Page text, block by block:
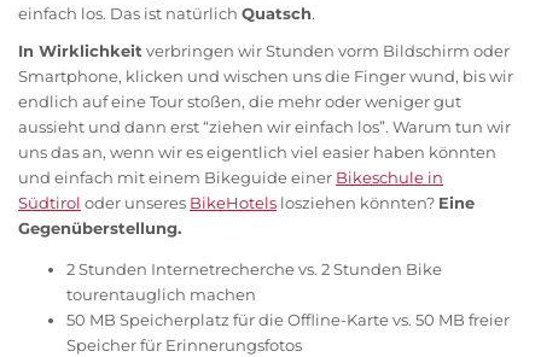
einfach los. Das ist natürlich Quatsch.
In Wirklichkeit verbringen wir Stunden vorm Bildschirm oder
Smartphone, klicken und wischen uns die Finger wund, bis wir
endlich auf eine Tour stoßen, die mehr oder weniger gut
aussieht und dann erst “ziehen wir einfach los”. Warum tun wir
uns das an, wenn wir es eigentlich viel easier haben könnten
und einfach mit einem Bikeguide einer Bikeschule in
Südtirol oder unseres BikeHotels losziehen könnten? Eine
Gegenüberstellung.
2 Stunden Internetrecherche vs. 2 Stunden Bike
tourentauglich machen
50 MB Speicherplatz für die Offline-Karte vs. 50 MB freier
Speicher für Erinnerungsfotos